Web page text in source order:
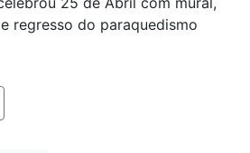
regresso do paraquedismo